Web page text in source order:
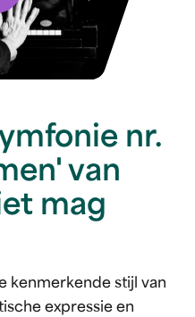
nr.
van
mag
kenmerkende stijl van
expressie en